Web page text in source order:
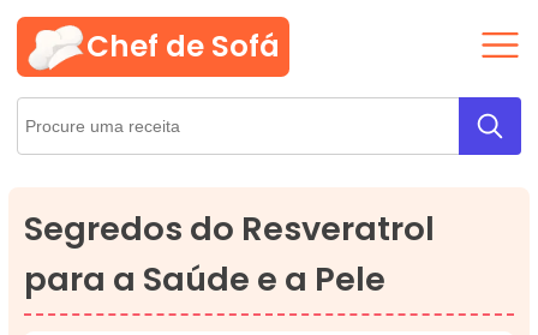
Chef de Sofá
Segredos do Resveratrol
para a Saúde e a Pele